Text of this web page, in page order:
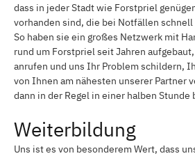
dass in jeder Stadt wie Forstpriel
vorhanden sind, die bei Notfällen
So haben sie ein großes Netzwerk mit
rund um Forstpriel seit Jahren
anrufen und uns Ihr Problem schildern,
von Ihnen am nähesten unserer Partner
dann in der Regel in einer halben Stunde
Weiterbildung
Uns ist es von besonderem Wert, dass